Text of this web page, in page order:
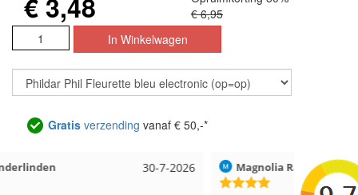
€ 3,48
€ 6,95
Gratis verzending vanaf € 50,-*
23-7-2026